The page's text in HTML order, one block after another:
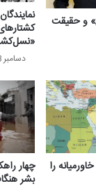
و حقیقت
دسامبر 8, 2021
را چهار
بشر